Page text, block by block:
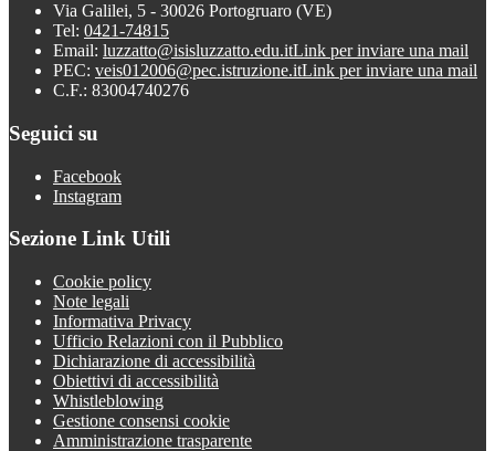
Via Galilei, 5 - 30026 Portogruaro (VE)
Tel: 0421-74815
Email: luzzatto@isisluzzatto.edu.itLink per inviare una mail
PEC: veis012006@pec.istruzione.itLink per inviare una mail
C.F.: 83004740276
Seguici su
Facebook
Instagram
Sezione Link Utili
Cookie policy
Note legali
Informativa Privacy
Ufficio Relazioni con il Pubblico
Dichiarazione di accessibilità
Obiettivi di accessibilità
Whistleblowing
Gestione consensi cookie
Amministrazione trasparente